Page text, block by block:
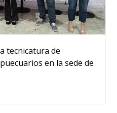
tecnicatura de
en la sede de